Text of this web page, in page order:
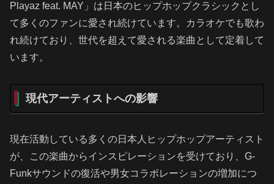
Playaz feat. MAY」は日本のヒップホップクラシックとし
て多くのファンに愛され続けています。カラオケでも歌わ
れ続けており、世代を超えて愛される楽曲として定着して
います。
現代アーティストへの影響
現在活動している多くの日本人ヒップホップアーティスト
が、この楽曲からインスピレーションを受けており、G-
Funkサウンドの復活や男女コラボレーションの増加につ